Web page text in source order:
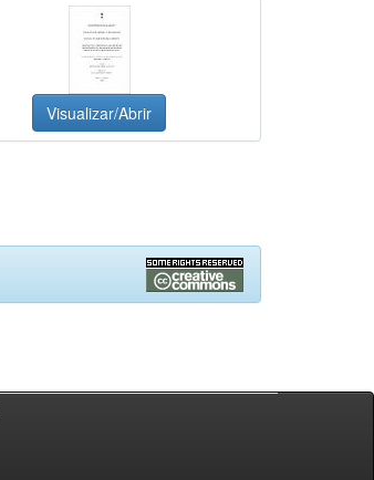
Visualizar/Abrir